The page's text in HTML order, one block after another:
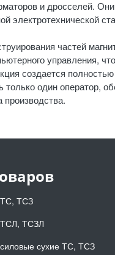
и дросселей.
электротехнической
частей
управления,
создается
только один оператор,
производства.
ТСЗ
ТСЗЛ
сухие ТС, ТСЗ